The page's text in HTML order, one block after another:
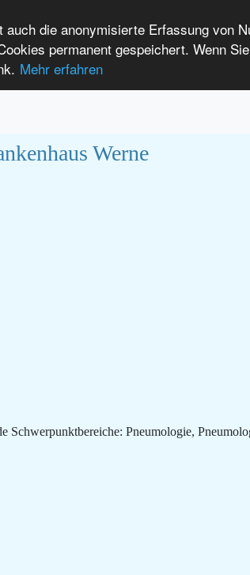
die anonymisierte Erfassung von
permanent gespeichert. Wenn
Mehr erfahren
Patients
Werne
Schwerpunktbereiche: Pneumologie,